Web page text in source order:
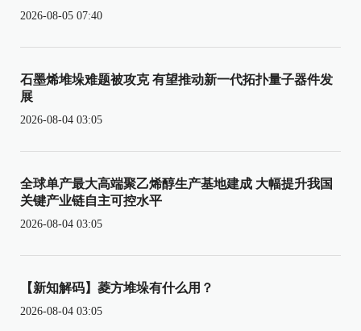
2026-08-05 07:40
石墨烯堆垛难题被攻克 有望推动新一代拓扑量子器件发
展
2026-08-04 03:05
全球单产最大高端聚乙烯醇生产基地建成 大幅提升我国
关键产业链自主可控水平
2026-08-04 03:05
【新知解码】菱方堆垛有什么用？
2026-08-04 03:05